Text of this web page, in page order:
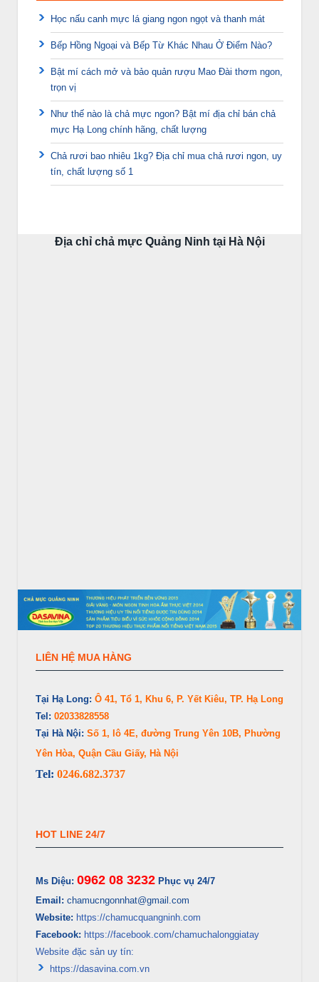
Học nấu canh mực lá giang ngon ngọt và thanh mát
Bếp Hồng Ngoại và Bếp Từ Khác Nhau Ở Điểm Nào?
Bật mí cách mở và bảo quản rượu Mao Đài thơm ngon,
trọn vị
Như thế nào là chả mực ngon? Bật mí địa chỉ bán chả
mực Hạ Long chính hãng, chất lượng
Chả rươi bao nhiêu 1kg? Địa chỉ mua chả rươi ngon, uy
tín, chất lượng số 1
Địa chỉ chả mực Quảng Ninh tại Hà Nội
LIÊN HỆ MUA HÀNG
Tại Hạ Long: Ô 41, Tổ 1, Khu 6, P. Yết Kiêu, TP. Hạ Long
Tel: 02033828558
Tại Hà Nội: Số 1, lô 4E, đường Trung Yên 10B, Phường
Yên Hòa, Quận Cầu Giấy, Hà Nội
Tel: 0246.682.3737
HOT LINE 24/7
Ms Diệu: 0962 08 3232 Phục vụ 24/7
Email: chamucngonnhat@gmail.com
Website: https://chamucquangninh.com
Facebook: https://facebook.com/chamuchalonggiatay
Website đặc sản uy tín:
https://dasavina.com.vn